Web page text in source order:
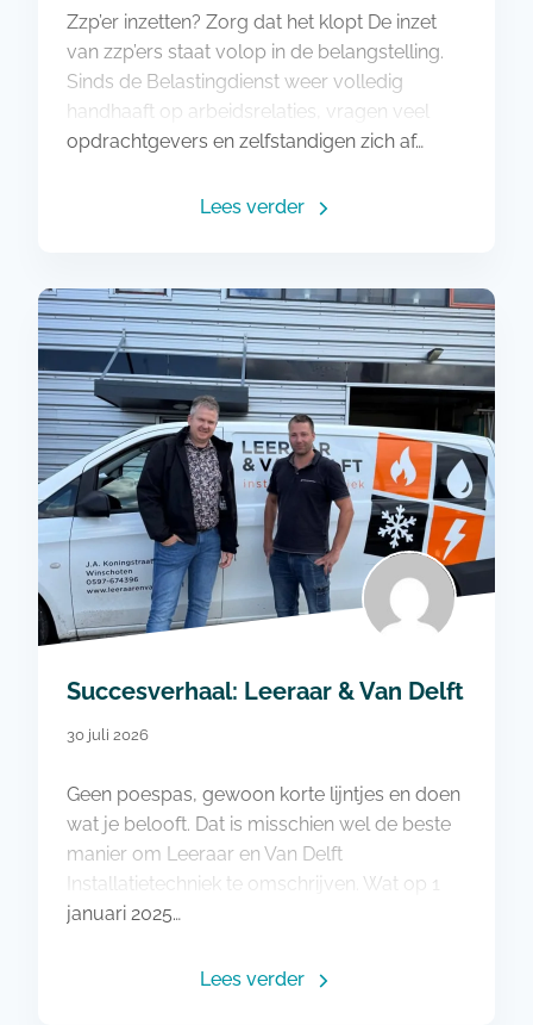
Zzp’er inzetten? Zorg dat het klopt De inzet
van zzp’ers staat volop in de belangstelling.
Sinds de Belastingdienst weer volledig
handhaaft op arbeidsrelaties, vragen veel
opdrachtgevers en zelfstandigen zich af…
Lees verder
Succesverhaal: Leeraar & Van Delft
30 juli 2026
Geen poespas, gewoon korte lijntjes en doen
wat je belooft. Dat is misschien wel de beste
manier om Leeraar en Van Delft
Installatietechniek te omschrijven. Wat op 1
januari 2025…
Lees verder